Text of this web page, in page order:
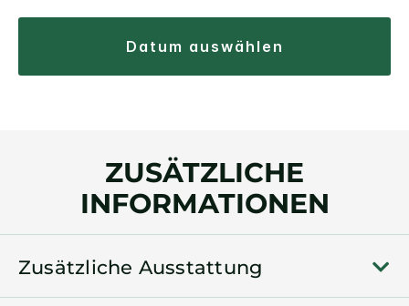
datum auswählen
ZUSÄTZLICHE
INFORMATIONEN
Zusätzliche Ausstattung